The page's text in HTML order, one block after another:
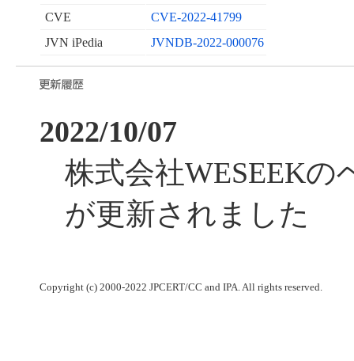
CVE
CVE-2022-41799
JVN iPedia
JVNDB-2022-000076
2022/10/07
株式会社WESEEK
が更新されました
Copyright (c) 2000-2022 JPCERT/CC and IPA. All rights reserved.